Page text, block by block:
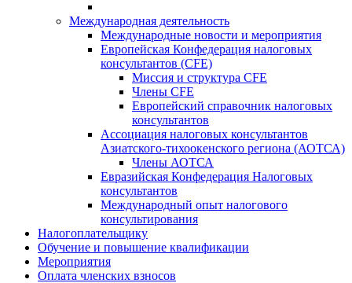
Международная деятельность
Международные новости и мероприятия
Европейская Конфедерация налоговых
консультантов (CFE)
Миссия и структура CFE
Члены CFE
Европейский справочник налоговых
консультантов
Ассоциация налоговых консультантов
Азиатского-тихоокенского региона (АОТСА)
Члены АОТСА
Евразийская Конфедерация Налоговых
консультантов
Международный опыт налогового
консультирования
Налогоплательщику
Обучение и повышение квалификации
Мероприятия
Оплата членских взносов